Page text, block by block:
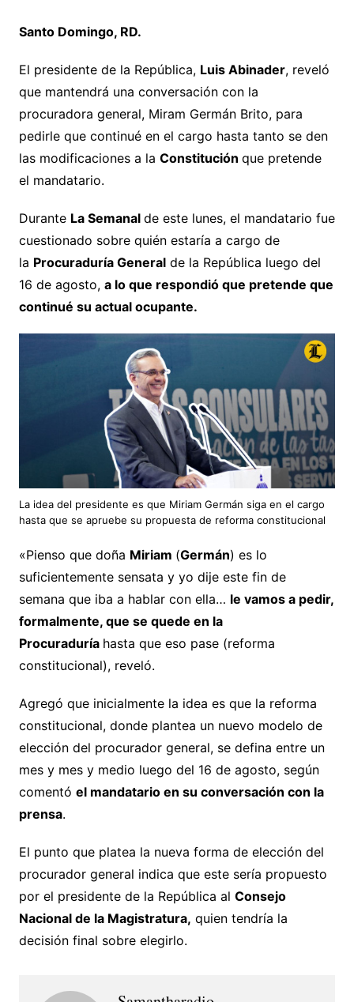
Santo Domingo, RD.
El presidente de la República, Luis Abinader, reveló
que mantendrá una conversación con la
procuradora general, Miram Germán Brito, para
pedirle que continué en el cargo hasta tanto se den
las modificaciones a la Constitución que pretende
el mandatario.
Durante La Semanal de este lunes, el mandatario fue
cuestionado sobre quién estaría a cargo de
la Procuraduría Generalde la República luego del
16 de agosto, a lo que respondió que pretende que
continué su actual ocupante.
La idea del presidente es que Miriam Germán siga en el cargo
hasta que se apruebe su propuesta de reforma constitucional
«Pienso que doña Miriam (Germán) es lo
suficientemente sensata y yo dije este fin de
semana que iba a hablar con ella… le vamos a pedir,
formalmente, que se quede en la
Procuraduría hasta que eso pase (reforma
constitucional), reveló.
Agregó que inicialmente la idea es que la reforma
constitucional, donde plantea un nuevo modelo de
elección del procurador general, se defina entre un
mes y mes y medio luego del 16 de agosto, según
comentó el mandatario en su conversación con la
prensa.
El punto que platea la nueva forma de elección del
procurador general indica que este sería propuesto
por el presidente de la República al Consejo
Nacional de la Magistratura, quien tendría la
decisión final sobre elegirlo.